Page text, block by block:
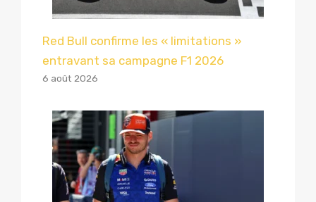
Red Bull confirme les « limitations »
entravant sa campagne F1 2026
6 août 2026